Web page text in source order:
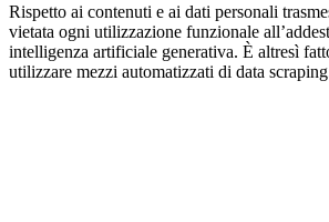
Rispetto ai contenuti e ai dati personali
vietata ogni utilizzazione funzionale
intelligenza artificiale generativa. È altresì
utilizzare mezzi automatizzati di data